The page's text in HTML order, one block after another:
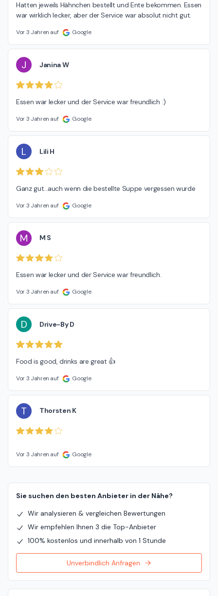
Hatten jeweils Hähnchen bestellt und Ente bekommen. Essen
war wirklich lecker, aber der Service war absolut nicht gut.
Vor 3 Jahren auf Google
J Janina W
Essen war lecker und der Service war freundlich :)
Vor 3 Jahren auf Google
L Lili H
Ganz gut...auch wenn die bestellte Suppe vergessen wurde
Vor 3 Jahren auf Google
M M S
Essen war lecker und der Service war freundlich.
Vor 3 Jahren auf Google
D Drive-By D
Food is good, drinks are great 👍
Vor 3 Jahren auf Google
T Thorsten K
Vor 3 Jahren auf Google
Sie suchen den besten Anbieter in der Nähe?
Wir analysieren & vergleichen Bewertungen
Wir empfehlen Ihnen 3 die Top-Anbieter
100% kostenlos und innerhalb von 1 Stunde
Unverbindlich Anfragen